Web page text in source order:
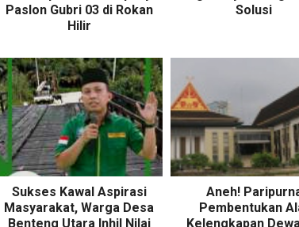
Paslon Gubri 03 di Rokan
Hilir
Solusi
Sukses Kawal Aspirasi
Masyarakat, Warga Desa
Benteng Utara Inhil Nilai
Aneh!
Pembentukan
Kelengkapan